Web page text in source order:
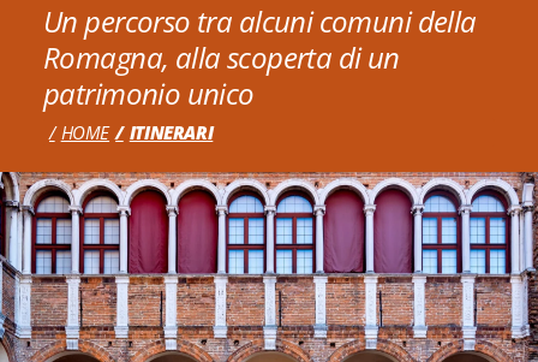
Un percorso tra alcuni comuni della
Romagna, alla scoperta di un
patrimonio unico
HOME ITINERARI